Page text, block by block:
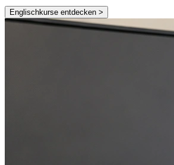
Englischkurse entdecken >